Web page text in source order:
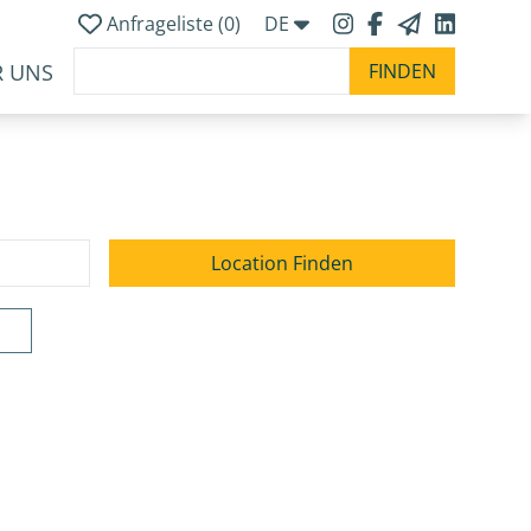
Anfrageliste (0) DE
UNS